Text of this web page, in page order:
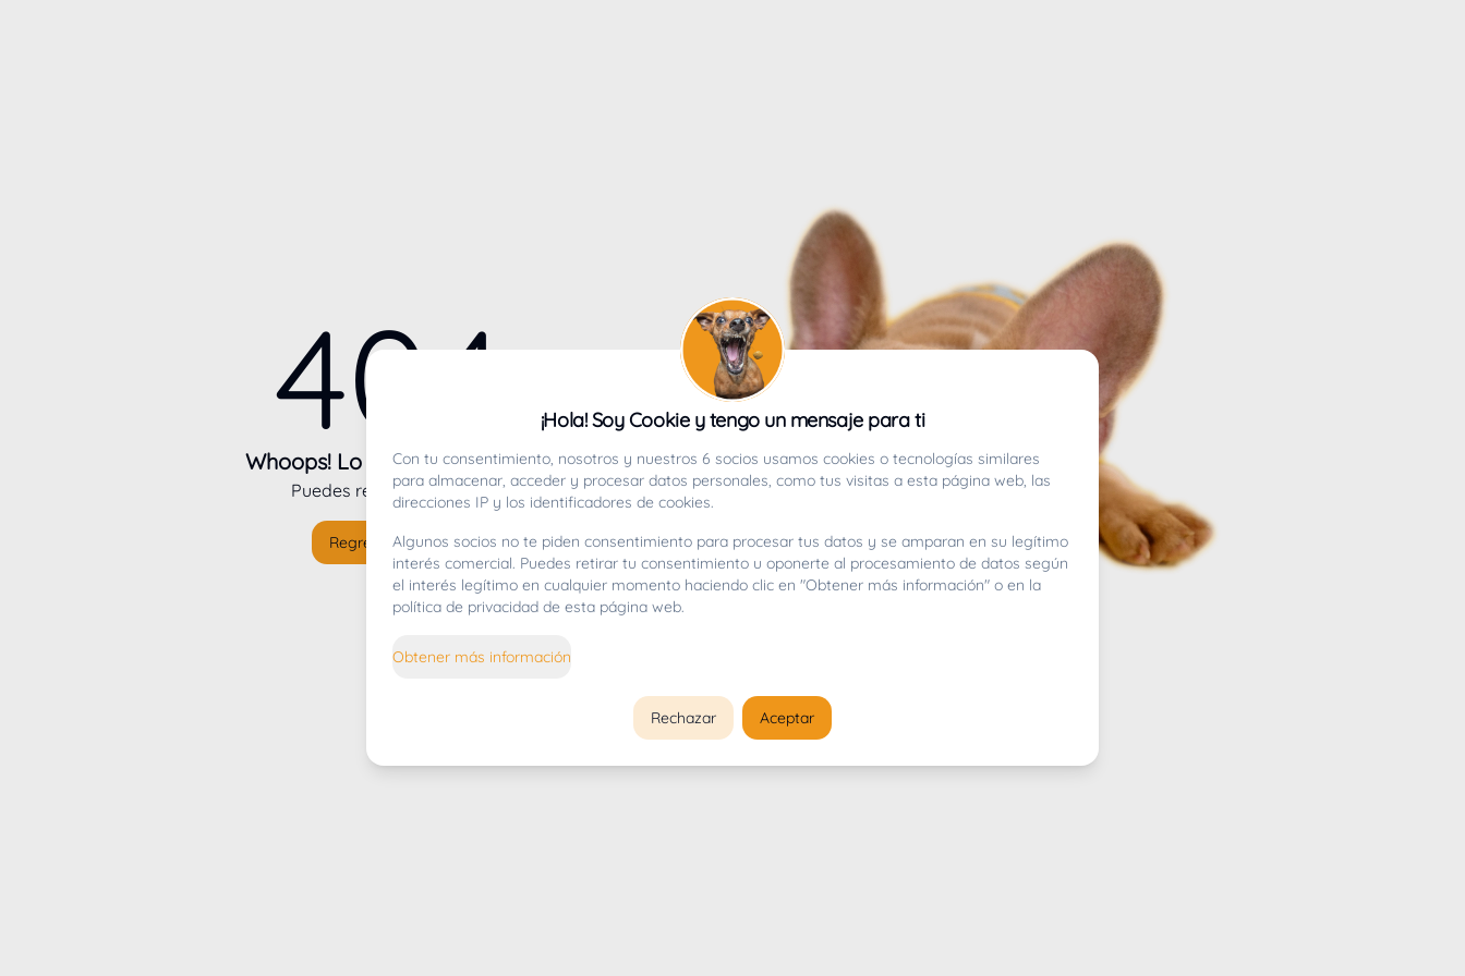
404
Whoops! Lo sentimos mucho.
Puedes regresar alinicio
Regresar al inicio
¡Hola! Soy Cookie y tengo un mensaje para ti
Con tu consentimiento, nosotros y nuestros 6 socios usamos cookies o tecnologías similares
para almacenar, acceder y procesar datos personales, como tus visitas a esta página web, las
direcciones IP y los identificadores de cookies.
Algunos socios no te piden consentimiento para procesar tus datos y se amparan en su legítimo
interés comercial. Puedes retirar tu consentimiento u oponerte al procesamiento de datos según
el interés legítimo en cualquier momento haciendo clic en "Obtener más información" o en la
política de privacidad de esta página web.
Obtener más información
Rechazar Aceptar